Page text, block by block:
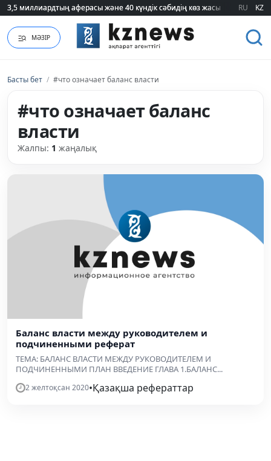
3,5 миллиардтың аферасы және 40 күндік сәбидің көз жасы:
3,5 миллиардтың аферасы және 40 күндік сәбидің көз жасы: RU KZ
МӘЗІР
Басты бет / #что означает баланс власти
#что означает баланс
власти
Жалпы: 1 жаңалық
Баланс власти между руководителем и
подчиненными реферат
ТЕМА: БАЛАНС ВЛАСТИ МЕЖДУ РУКОВОДИТЕЛЕМ И
ПОДЧИНЕННЫМИ ПЛАН ВВЕДЕНИЕ ГЛАВА 1.БАЛАНС...
2 желтоқсан 2020•Қазақша рефераттар